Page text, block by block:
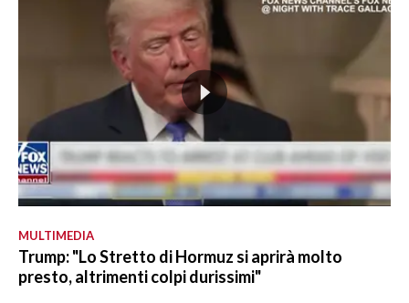
MULTIMEDIA
Trump: "Lo Stretto di Hormuz si aprirà molto
presto, altrimenti colpi durissimi"